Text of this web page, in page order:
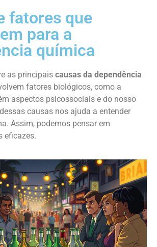
fatores que
para a
química
as principais causas da dependência
fatores biológicos, como a
aspectos psicossociais e do nosso
causas nos ajuda a entender
Assim, podemos pensar em
eficazes.